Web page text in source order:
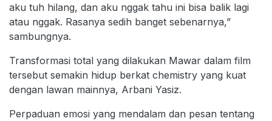
aku tuh hilang, dan aku nggak tahu ini bisa balik lagi
atau nggak. Rasanya sedih banget sebenarnya,”
sambungnya.
Transformasi total yang dilakukan Mawar dalam film
tersebut semakin hidup berkat chemistry yang kuat
dengan lawan mainnya, Arbani Yasiz.
Perpaduan emosi yang mendalam dan pesan tentang